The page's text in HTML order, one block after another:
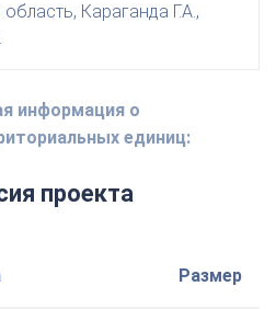
Караганда Г.А.,
информация о
единиц:
проекта
Размер